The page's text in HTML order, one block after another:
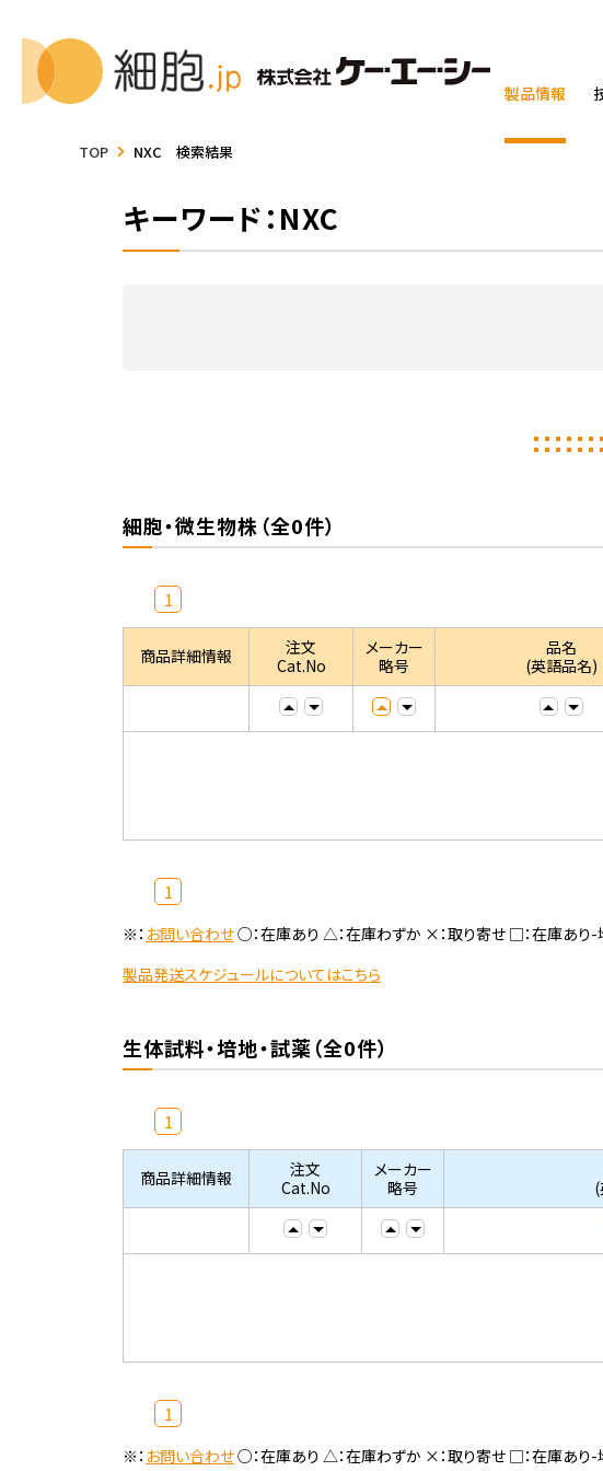
製品情報
TOP NXC 検索結果
キーワード：NXC
細胞・微生物株（全0件）
1
商品詳細情報
注文
Cat.No
メーカー
略号
品名
(英語品名)
1
※： お問い合わせ○：在庫あり △：在庫わずか ×：取り寄せ □：在庫あり-
製品発送スケジュールについてはこちら
生体試料・培地・試薬（全0件）
1
商品詳細情報
注文
Cat.No
メーカー
略号
1
※： お問い合わせ○：在庫あり △：在庫わずか ×：取り寄せ □：在庫あり-